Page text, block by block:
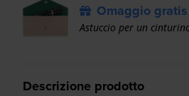
Omaggio gratis
Astuccio per un
Descrizione prodotto